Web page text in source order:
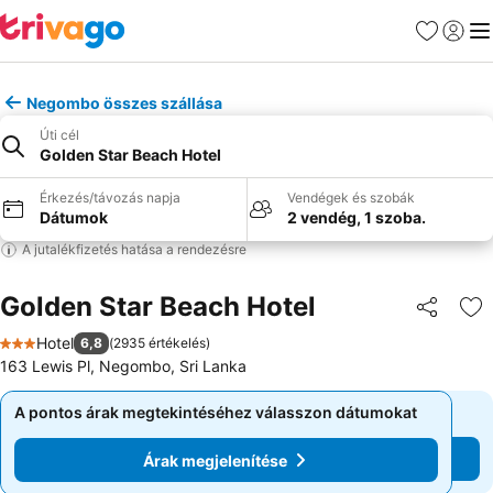
Kedvencek
Negombo összes szállása
Úti cél
Golden Star Beach Hotel
Érkezés/távozás napja
Dátumok
Vendégek és szobák
2 vendég, 1 szoba.
A jutalékfizetés hatása a rendezésre
Golden Star Beach Hotel
3 Kategória
Hotel 6,8 (2935 értékelés)
163 Lewis Pl, Negombo, Sri Lanka
A pontos árak megtekintéséhez válasszon dátumokat
Árak megjelenítése
A pontos árak megtekintéséhez válasszon dátumokat
Árak megjelenítése